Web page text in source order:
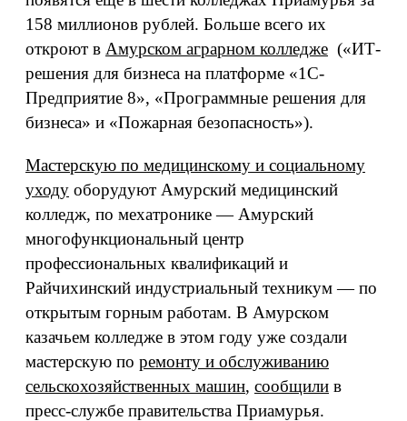
158 миллионов рублей. Больше всего их
откроют в Амурском аграрном колледже («ИТ-
решения для бизнеса на платформе «1С-
Предприятие 8», «Программные решения для
бизнеса» и «Пожарная безопасность»).
Мастерскую по медицинскому и социальному
уходу оборудуют Амурский медицинский
колледж, по мехатронике — Амурский
многофункциональный центр
профессиональных квалификаций и
Райчихинский индустриальный техникум — по
открытым горным работам. В Амурском
казачьем колледже в этом году уже создали
мастерскую по ремонту и обслуживанию
сельскохозяйственных машин, сообщили в
пресс-службе правительства Приамурья.